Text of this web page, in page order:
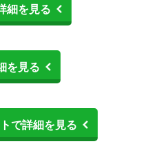
細を見る
を見る
で詳細を見る